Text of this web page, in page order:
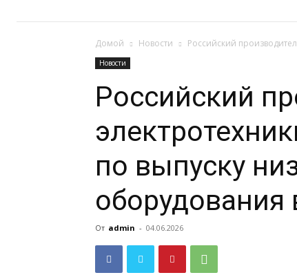
Домой Новости Российский
Новости
Российский
по выпуску
оборудования
От admin - 04.06.2026